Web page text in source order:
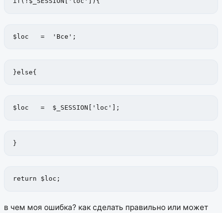
$loc   =  'Все';
}else{
$loc   =  $_SESSION['loc'];
}
return $loc;
в чем моя ошибка? как сделать правильно или может